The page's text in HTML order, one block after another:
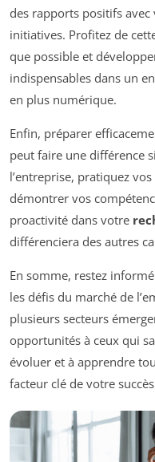
des rapports positifs
initiatives. Profitez de
que possible et
indispensables dans un
en plus numérique.
Enfin, préparer
peut faire une différence
l’entreprise, pratiquez
démontrer vos
proactivité dans votre
différenciera des autres
En somme, restez
les défis du marché de
plusieurs secteurs
opportunités à ceux qui
évoluer et à apprendre
facteur clé de votre